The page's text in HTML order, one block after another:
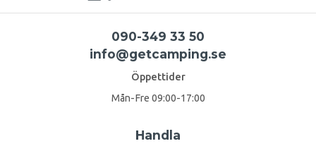
090-349 33 50
info@getcamping.se
Öppettider
Mån-Fre 09:00-17:00
Handla